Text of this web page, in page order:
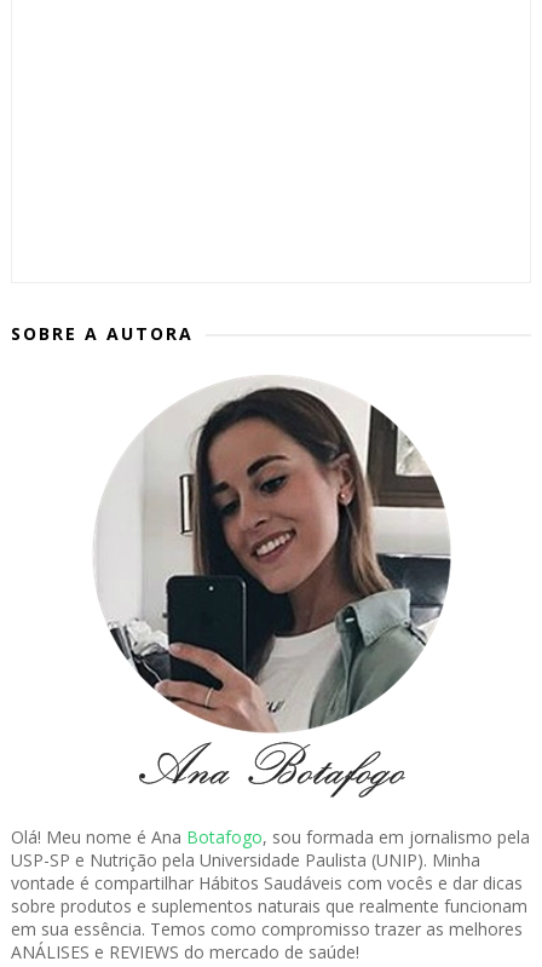
SOBRE A AUTORA
Olá! Meu nome é Ana Botafogo, sou formada em jornalismo pela
USP-SP e Nutrição pela Universidade Paulista (UNIP). Minha
vontade é compartilhar Hábitos Saudáveis com vocês e dar dicas
sobre produtos e suplementos naturais que realmente funcionam
em sua essência. Temos como compromisso trazer as melhores
ANÁLISES e REVIEWS do mercado de saúde!